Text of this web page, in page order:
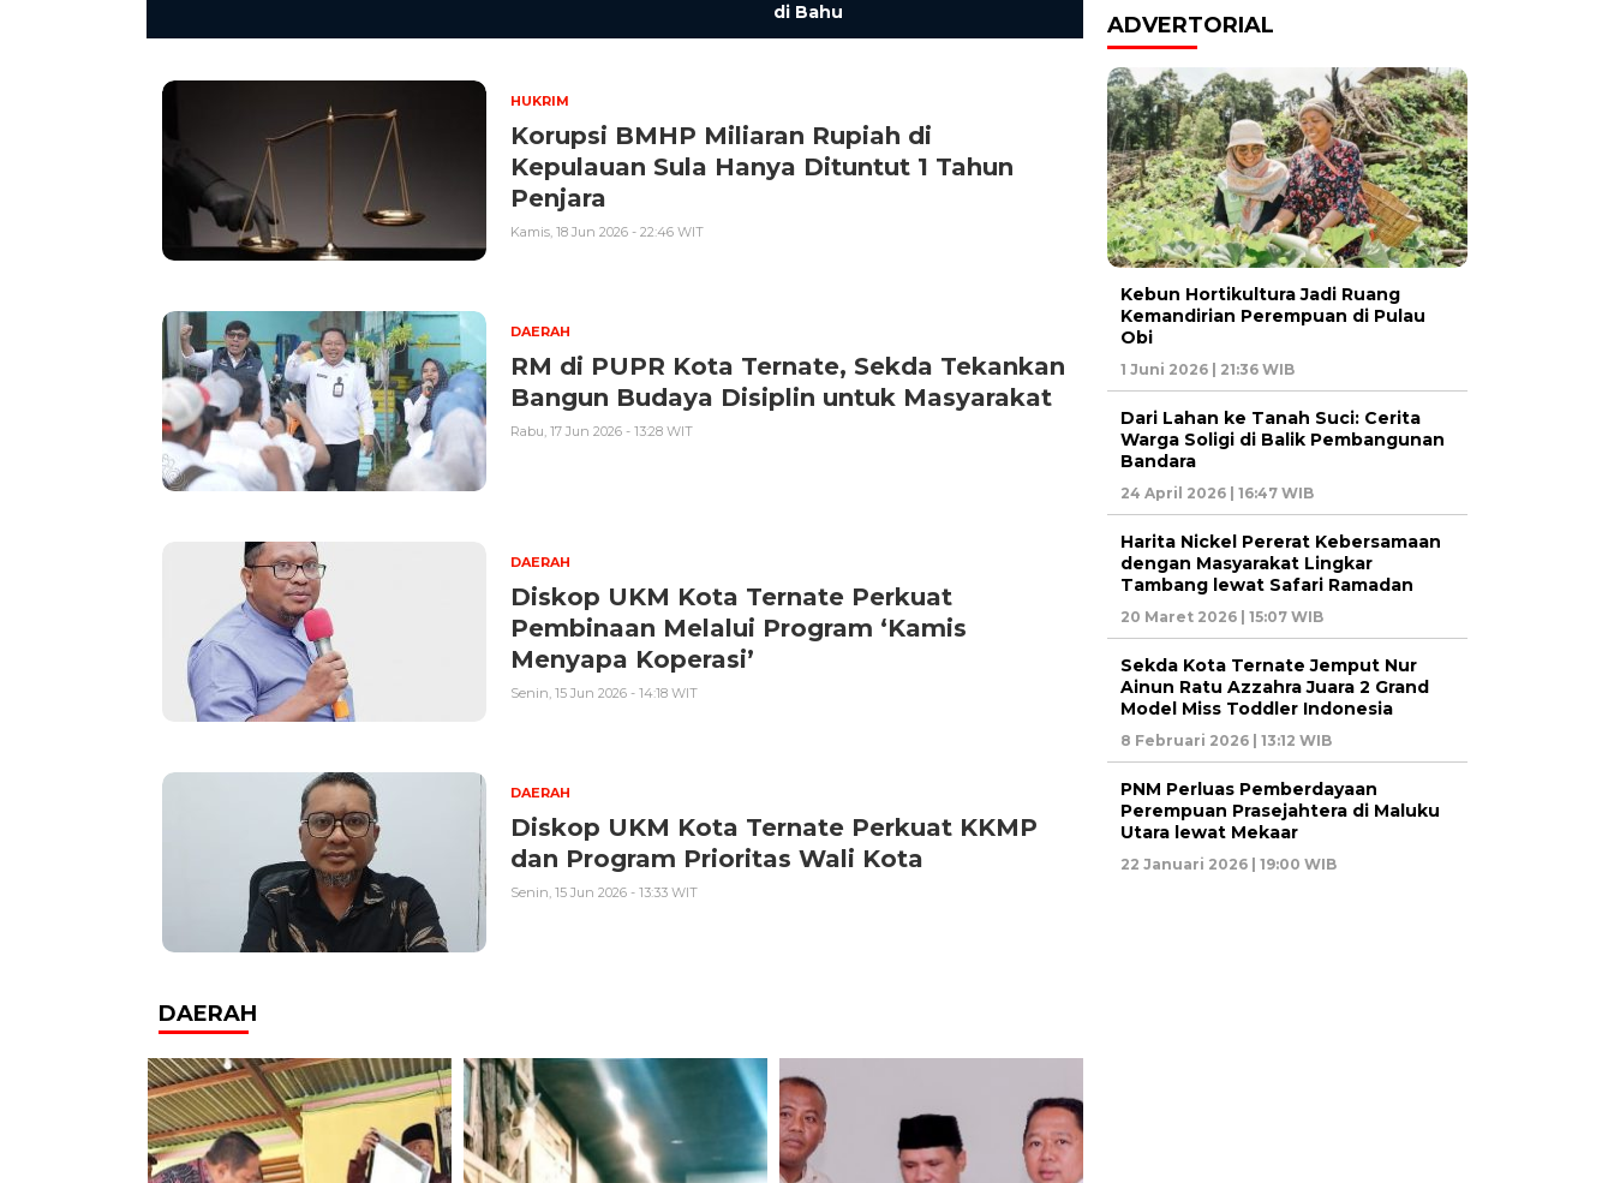
di Bahu
Perusahaan Navigasi Enjiniring
HUKRIM
Korupsi BMHP Miliaran Rupiah di
Kepulauan Sula Hanya Dituntut 1 Tahun
Penjara
Kamis, 18 Jun 2026 - 22:46 WIT
DAERAH
RM di PUPR Kota Ternate, Sekda Tekankan
Bangun Budaya Disiplin untuk Masyarakat
Rabu, 17 Jun 2026 - 13:28 WIT
DAERAH
Diskop UKM Kota Ternate Perkuat
Pembinaan Melalui Program ‘Kamis
Menyapa Koperasi’
Senin, 15 Jun 2026 - 14:18 WIT
DAERAH
Diskop UKM Kota Ternate Perkuat KKMP
dan Program Prioritas Wali Kota
Senin, 15 Jun 2026 - 13:33 WIT
DAERAH
ADVERTORIAL
Kebun Hortikultura Jadi Ruang
Kemandirian Perempuan di Pulau
Obi
1 Juni 2026 | 21:36 WIB
Dari Lahan ke Tanah Suci: Cerita
Warga Soligi di Balik Pembangunan
Bandara
24 April 2026 | 16:47 WIB
Harita Nickel Pererat Kebersamaan
dengan Masyarakat Lingkar
Tambang lewat Safari Ramadan
20 Maret 2026 | 15:07 WIB
Sekda Kota Ternate Jemput Nur
Ainun Ratu Azzahra Juara 2 Grand
Model Miss Toddler Indonesia
8 Februari 2026 | 13:12 WIB
PNM Perluas Pemberdayaan
Perempuan Prasejahtera di Maluku
Utara lewat Mekaar
22 Januari 2026 | 19:00 WIB